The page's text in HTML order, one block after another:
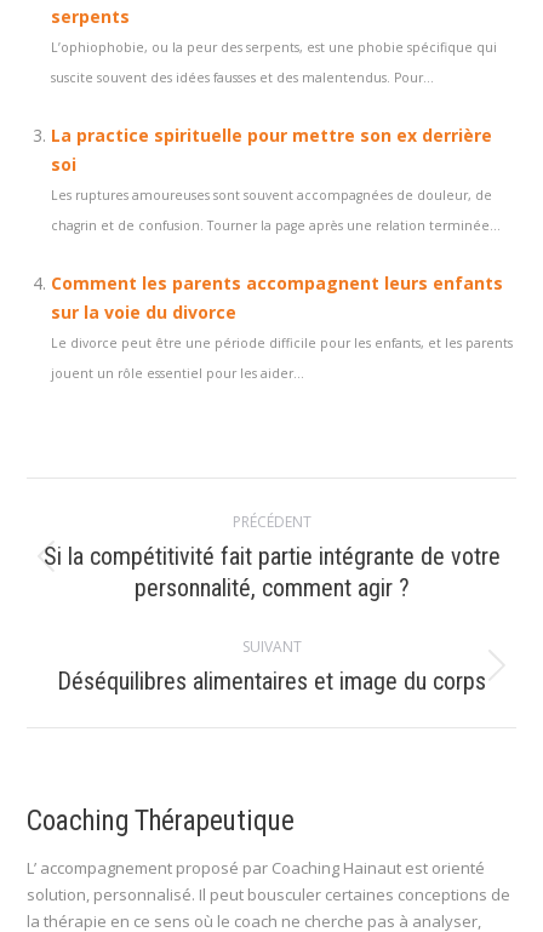
serpents
L’ophiophobie, ou la peur des serpents, est une phobie spécifique qui
suscite souvent des idées fausses et des malentendus. Pour...
La practice spirituelle pour mettre son ex derrière
soi
Les ruptures amoureuses sont souvent accompagnées de douleur, de
chagrin et de confusion. Tourner la page après une relation terminée...
Comment les parents accompagnent leurs enfants
sur la voie du divorce
Le divorce peut être une période difficile pour les enfants, et les parents
jouent un rôle essentiel pour les aider...
article
PRÉCÉDENT
Article
précédent
Si la compétitivité fait partie intégrante de votre
personnalité, comment agir ?
SUIVANT
Article
:
Déséquilibres alimentaires et image du corps
Coaching Thérapeutique
L’ accompagnement proposé par Coaching Hainaut est orienté
solution, personnalisé. Il peut bousculer certaines conceptions de
la thérapie en ce sens où le coach ne cherche pas à analyser,